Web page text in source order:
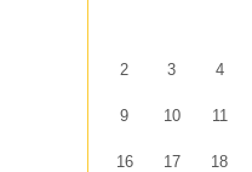
2 3 4
9 10 11
16 17 18